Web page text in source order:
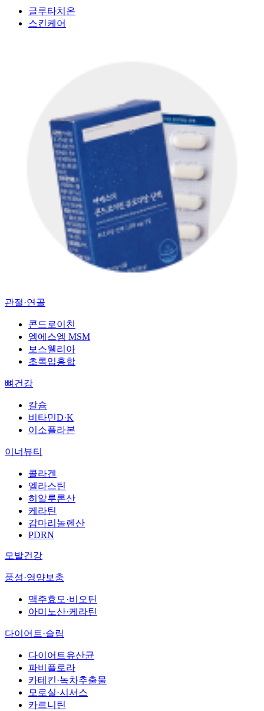
글루타치온
스킨케어
관절·연골
콘드로이친
엠에스엠 MSM
보스웰리아
초록입홍합
뼈건강
칼슘
비타민D·K
이소플라본
이너뷰티
콜라겐
엘라스틴
히알루론산
케라틴
감마리놀렌산
PDRN
모발건강
풍성·영양보충
맥주효모·비오틴
아미노산·케라틴
다이어트·슬림
다이어트유산균
파비플로라
카테킨·녹차추출물
모로실·시서스
카르니틴